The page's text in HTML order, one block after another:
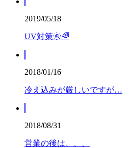
2019/05/18
UV対策🌞🌈
2018/01/16
冷え込みが厳しいですが…
2018/08/31
営業の後は、、、